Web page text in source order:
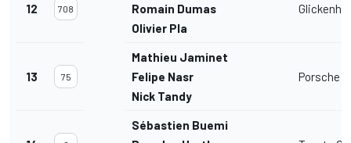
12 708
Romain Dumas
Olivier Pla
13 75
Mathieu Jaminet
Felipe Nasr
Nick Tandy
Porsche
Sébastien Buemi